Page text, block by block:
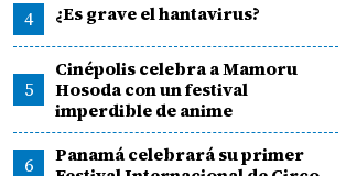
4 ¿Es grave el hantavirus?
5
Cinépolis celebra a Mamoru
Hosoda con un festival
imperdible de anime
6
Panamá celebrará su primer